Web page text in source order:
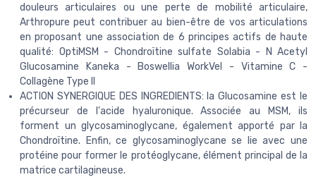
douleurs articulaires ou une perte de mobilité articulaire,
Arthropure peut contribuer au bien-être de vos articulations
en proposant une association de 6 principes actifs de haute
qualité: OptiMSM - Chondroïtine sulfate Solabia - N Acetyl
Glucosamine Kaneka - Boswellia WorkVel - Vitamine C -
Collagène Type II
ACTION SYNERGIQUE DES INGREDIENTS: la Glucosamine est le
précurseur de l'acide hyaluronique. Associée au MSM, ils
forment un glycosaminoglycane, également apporté par la
Chondroïtine. Enfin, ce glycosaminoglycane se lie avec une
protéine pour former le protéoglycane, élément principal de la
matrice cartilagineuse.